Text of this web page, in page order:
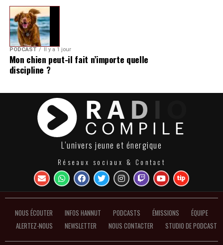
PODCAST Il y a 1 jour
Mon chien peut-il fait n’importe quelle
discipline ?
L’univers jeune et énergique
Réseaux sociaux & Contact
NOUS ÉCOUTER INFOS HANNUT PODCASTS ÉMISSIONS
ÉQUIPE
ALERTEZ-NOUS
NEWSLETTER NOUS CONTACTER STUDIO DE PODCAST